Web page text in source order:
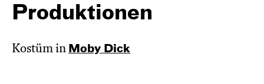
Produktionen
Kostüm in Moby Dick